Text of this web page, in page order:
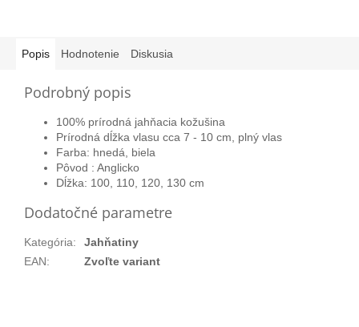
Popis Hodnotenie Diskusia
Podrobný popis
100% prírodná jahňacia kožušina
Prírodná dĺžka vlasu cca 7 - 10 cm, plný vlas
Farba: hnedá, biela
Pôvod : Anglicko
Dĺžka: 100, 110, 120, 130 cm
Dodatočné parametre
Kategória:
Jahňatiny
EAN: Zvoľte variant